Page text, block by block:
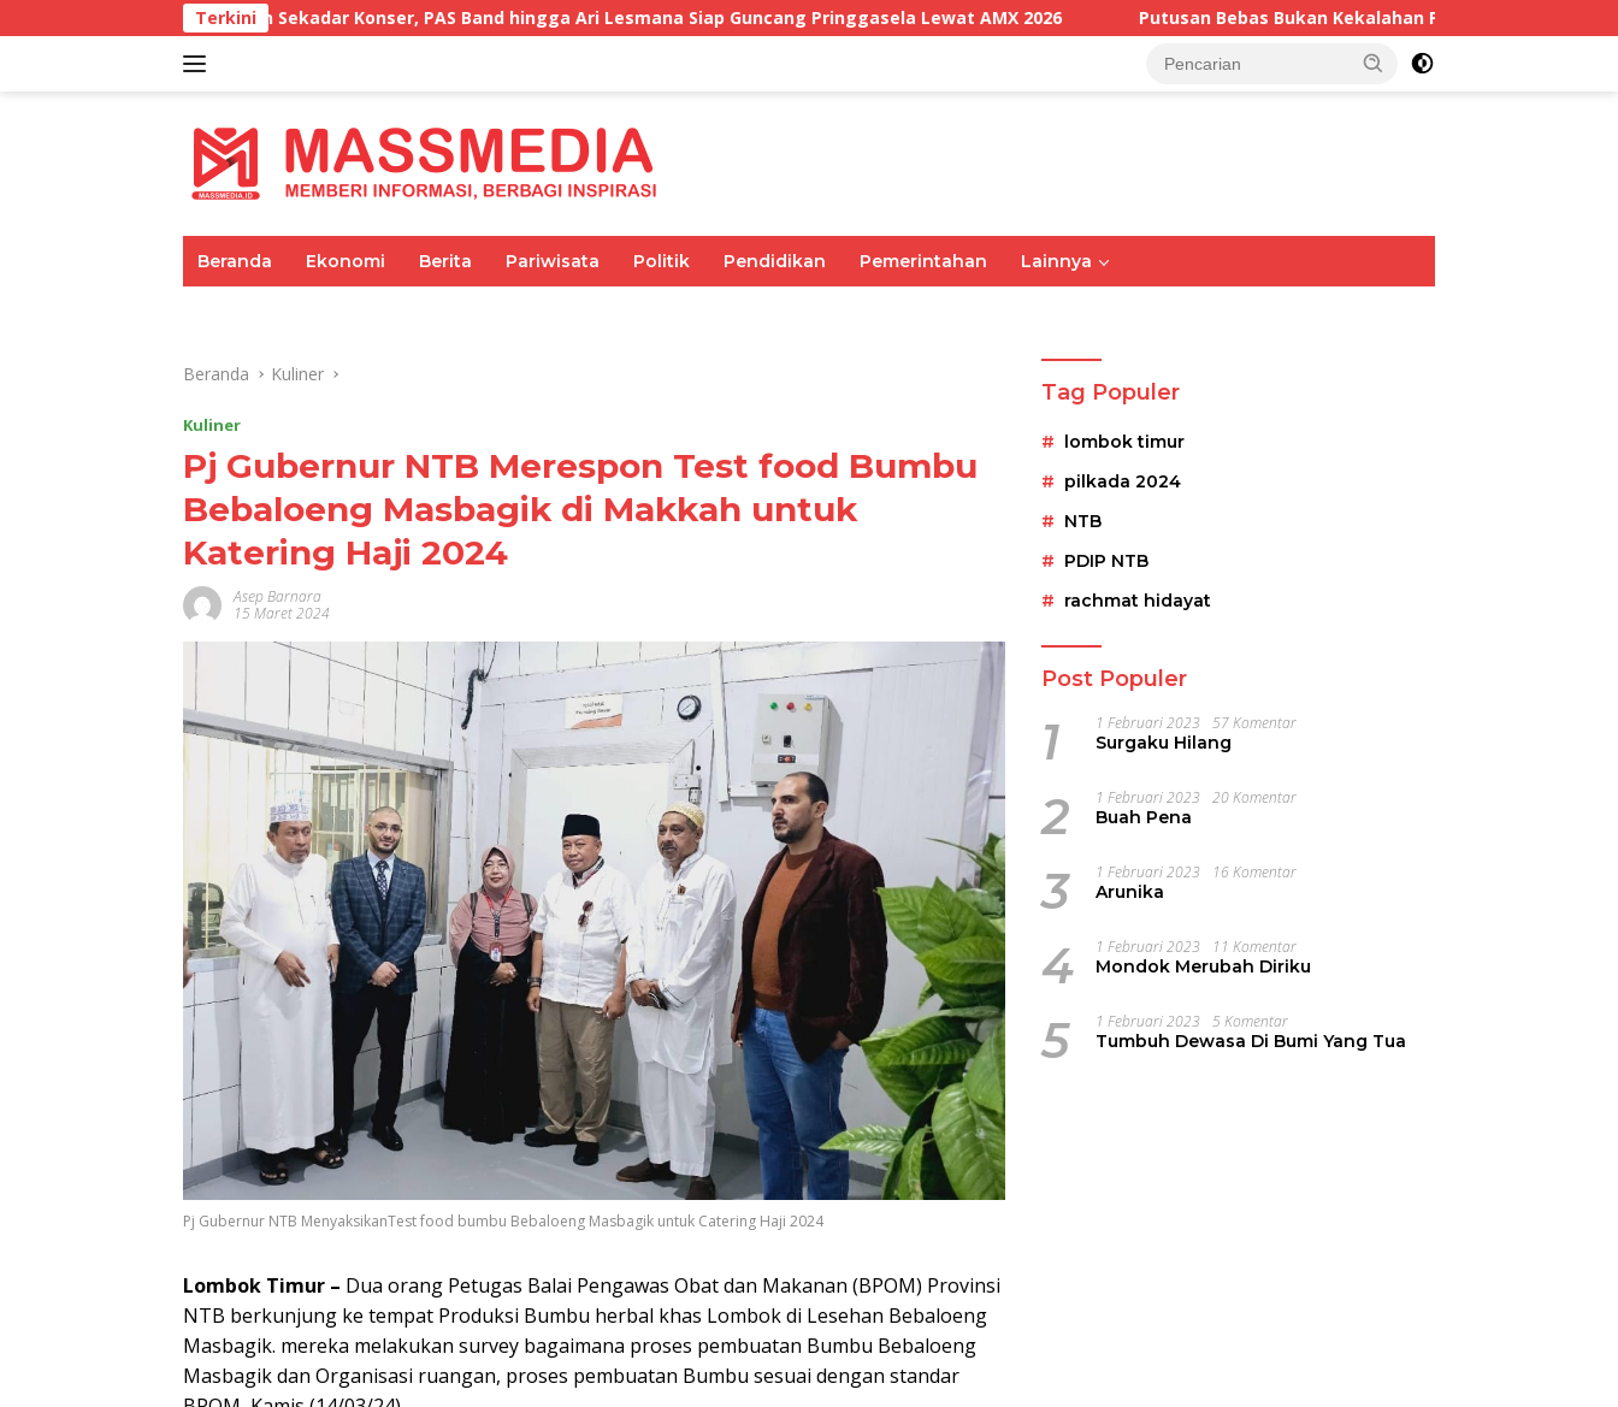
ke
Terkini
Sekadar Konser, PAS Band hingga Ari Lesmana Siap Guncang Pringgasela Lewat AMX 2026 Putusan Bebas Bukan Kekalahan Penegakan Hukum: Menjaga Kepastian Hukum
Beranda Ekonomi Berita Pariwisata Politik Pendidikan Pemerintahan Lainnya
Beranda Kuliner
Kuliner
Pj Gubernur NTB Merespon Test food Bumbu
Bebaloeng Masbagik di Makkah untuk
Katering Haji 2024
Asep Barnara
15 Maret 2024
Pj Gubernur NTB MenyaksikanTest food bumbu Bebaloeng Masbagik untuk Catering Haji 2024
Lombok Timur – Dua orang Petugas Balai Pengawas Obat dan Makanan (BPOM) Provinsi
NTB berkunjung ke tempat Produksi Bumbu herbal khas Lombok di Lesehan Bebaloeng
Masbagik. mereka melakukan survey bagaimana proses pembuatan Bumbu Bebaloeng
Masbagik dan Organisasi ruangan, proses pembuatan Bumbu sesuai dengan standar
Tag Populer
lombok timur
pilkada 2024
NTB
PDIP NTB
rachmat hidayat
Post Populer
1 1 Februari 2023 57 Komentar
Surgaku Hilang
2 1 Februari 2023 20 Komentar
Buah Pena
3 1 Februari 2023 16 Komentar
Arunika
4 1 Februari 2023 11 Komentar
Mondok Merubah Diriku
5 1 Februari 2023 5 Komentar
Tumbuh Dewasa Di Bumi Yang Tua